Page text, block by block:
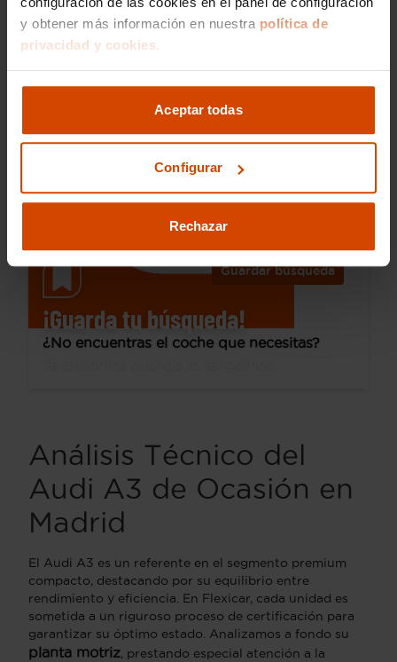
y obtener más información en nuestra política de
privacidad y cookies.
Aceptar todas
Configurar
Rechazar
Desde 411 € /mes*
Audi A3
Sportback S line 35 TFSI 110kW S tronic
2024
68.377 km
Híbrido no enchufable
Automática
I.V.A. Deducible Getafe-Fuenlabrada
Guardar búsqueda
¡Guarda tu búsqueda!
¿No encuentras el coche que necesitas?
Análisis Técnico del
Audi A3 de Ocasión en
Madrid
El Audi A3 es un referente en el segmento premium
compacto, destacando por su equilibrio entre
rendimiento y eficiencia. En Flexicar, cada unidad es
sometida a un riguroso proceso de certificación para
garantizar su óptimo estado. Analizamos a fondo su
planta motriz, prestando especial atención a la